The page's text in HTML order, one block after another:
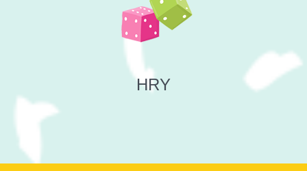
HRY